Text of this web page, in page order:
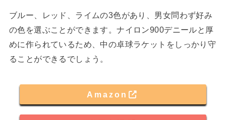
ブルー、レッド、ライムの3色があり、男女問わず好み
の色を選ぶことができます。ナイロン900デニールと厚
めに作られているため、中の卓球ラケットをしっかり守
ることができるでしょう。
Amazon